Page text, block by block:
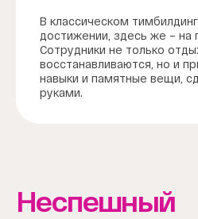
В классическом
достижении, здесь же – на
Сотрудники не только
восстанавливаются, но и
навыки и памятные вещи,
руками.
Неспешный